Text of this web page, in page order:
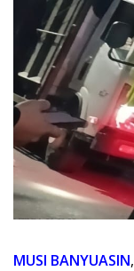
MUSI BANYUASIN,